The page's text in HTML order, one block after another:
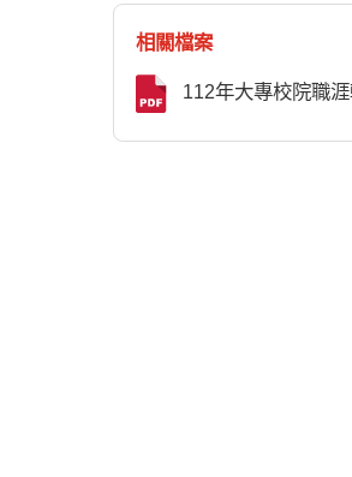
相關檔案
112年大專校院職